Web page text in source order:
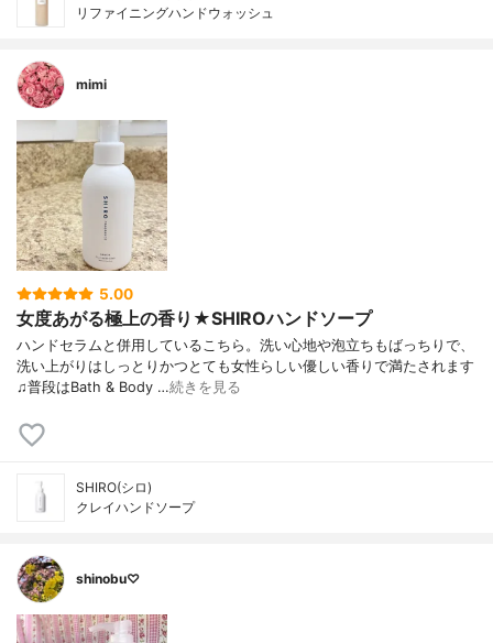
リファイニングハンドウォッシュ
mimi
5.00
女度あがる極上の香り★SHIROハンドソープ
ハンドセラムと併用しているこちら。洗い心地や泡立ちもばっちりで、
洗い上がりはしっとりかつとても女性らしい優しい香りで満たされます
♫普段はBath & Body …続きを見る
SHIRO(シロ)
クレイハンドソープ
shinobu♡